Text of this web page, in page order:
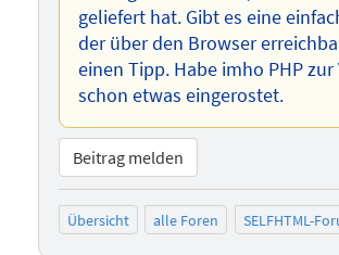
geliefert hat. Gibt es eine
der über den Browser
einen Tipp. Habe imho PHP
schon etwas eingerostet.
Beitrag melden
Übersicht alle Foren SELFHTML-